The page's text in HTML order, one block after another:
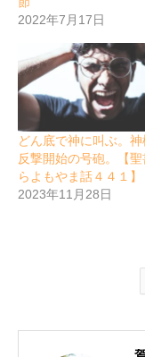
2022年7月17日
どん底で神に叫ぶ。
反撃開始の号砲。【
らよもやま話４４１】
2023年11月28日